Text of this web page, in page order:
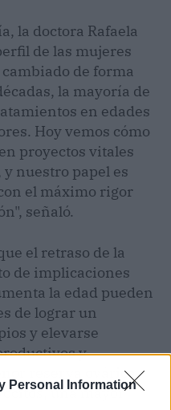
Personal Information
la doctora Rafaela
de las mujeres
de forma
la mayoría de
en edades
Hoy vemos cómo
proyectos vitales
nuestro papel es
el máximo rigor
señaló.
el retraso de la
de implicaciones
la edad pueden
de lograr un
y elevarse
y
reserva ovárica,
una mayor